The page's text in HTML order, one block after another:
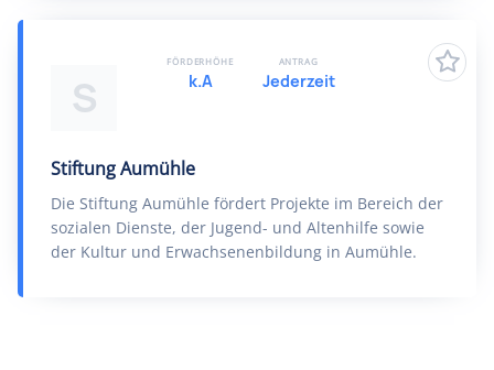
S
Stiftung Aumühle
Die Stiftung Aumühle fördert Projekte im Bereich der
sozialen Dienste, der Jugend- und Altenhilfe sowie
der Kultur und Erwachsenenbildung in Aumühle.
FÖRDERHÖHE
k.A
ANTRAG
Jederzeit